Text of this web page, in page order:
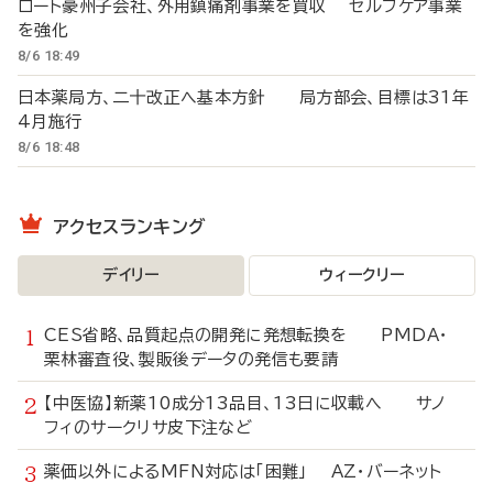
ロート豪州子会社、外用鎮痛剤事業を買収 セルフケア事業
を強化
8/6 18:49
日本薬局方、二十改正へ基本方針 局方部会、目標は31年
4月施行
8/6 18:48
アクセスランキング
デイリー ウィークリー
CES省略、品質起点の開発に発想転換を PMDA・
栗林審査役、製販後データの発信も要請
【中医協】新薬10成分13品目、13日に収載へ サノ
フィのサークリサ皮下注など
薬価以外によるMFN対応は「困難」 AZ・バーネット